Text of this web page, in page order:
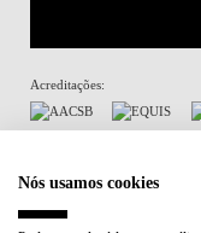
Acreditações:
Participa em:
Nós usamos cookies